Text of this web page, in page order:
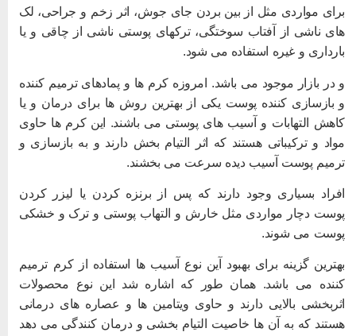
مواردی مثل از بین بردن جای جوش، اثر زخم و جراحی، لک
ناشی از آفتاب سوختگی، ترکهای پوستی ناشی از چاقی و یا
و غیره استفاده می شود.
در بازار موجود می باشد. امروزه کرم ها و پمادهای ترمیم کننده
بازسازی کننده پوست یکی از بهترین روش ها برای درمان و یا
التهابات و آسیب های پوستی می باشند. این کرم ها حاوی
و ترکیباتی هستند که اثر التیام بخش دارند و به بازسازی و
پوست آسیب دیده سرعت می بخشند.
بسیاری وجود دارند که پس از برنزه کردن یا لیزر کردن
دچار مواردی مثل خارش و التهاب پوستی و ترک و خشکی
می شوند.
گزینه برای بهبود آین نوع آسیب ها استفاده از کرم ترمیم
می باشد. همان طور که اشاره شد این نوع محصولات
بالایی دارند و حاوی ویتامین ها و عصاره های درمانی
که به آن ها خاصیت التیام بخشی و درمان کنندگی می دهد